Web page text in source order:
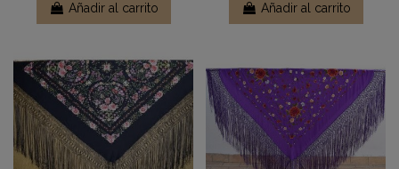
Añadir al carrito Añadir al carrito